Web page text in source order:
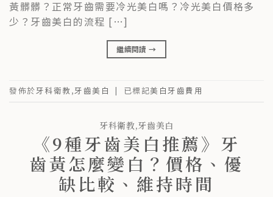
黃髒髒？正常牙齒需要冷光美白嗎？冷光美白價格多
少？牙齒美白的流程 […]
繼續閱讀→
發佈於牙科衛教,牙齒美白 | 已標記美白牙齒費用
牙科衛教,牙齒美白
《9種牙齒美白推薦》牙
齒黃怎麼變白？價格、優
缺比較、維持時間